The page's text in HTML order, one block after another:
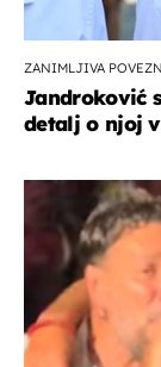
ZANIMLJIVA
Jandroković
detalj o njoj